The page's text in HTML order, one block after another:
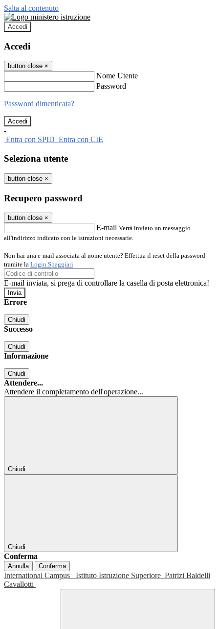
Salta al contenuto
Accedi
Accedi
button close ×
Nome Utente
Password
Password dimenticata?
-
Entra con SPID Entra con CIE
Seleziona utente
button close ×
Recupero password
button close ×
E-mail Verrà inviato un messaggio
all'indirizzo indicato con le istruzioni necessarie.
Non hai una e-mail associata al nome utente? Effettua il reset della password
tramite la Login Spaggiari
E-mail inviata, si prega di controllare la casella di posta elettronica!
Errore
Chiudi
Successo
Chiudi
Informazione
Chiudi
Attendere...
Attendere il completamento dell'operazione...
Chiudi
Chiudi
Conferma
Annulla Conferma
International Campus Istituto Istruzione Superiore Patrizi Baldelli
Cavallotti